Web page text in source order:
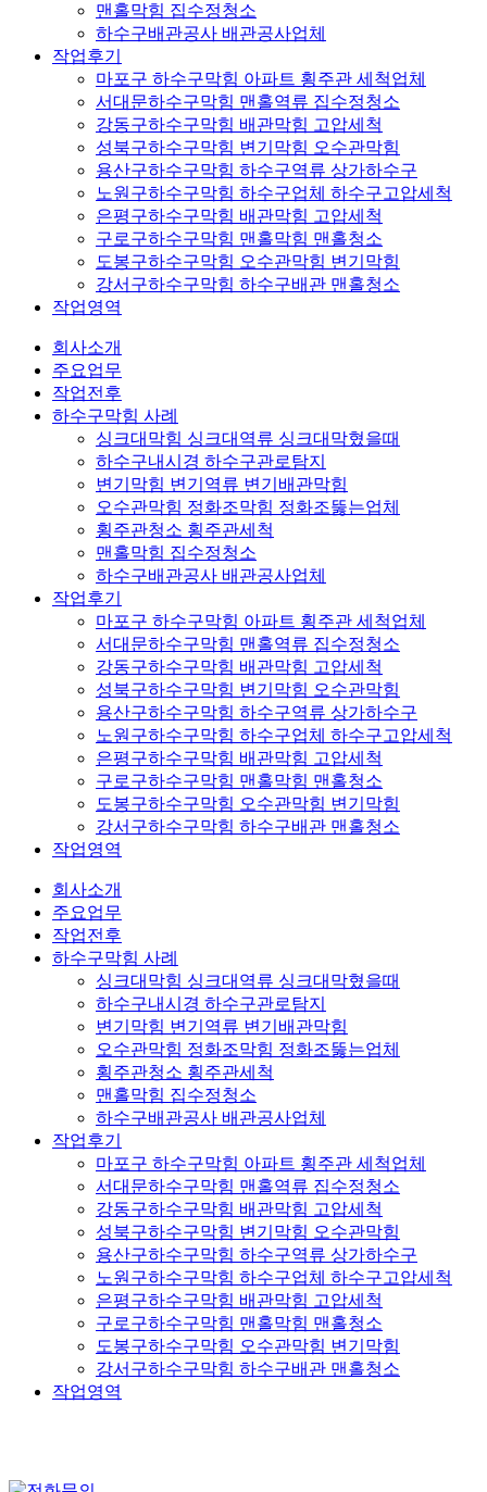
맨홀막힘 집수정청소
하수구배관공사 배관공사업체
작업후기
마포구 하수구막힘 아파트 횡주관 세척업체
서대문하수구막힘 맨홀역류 집수정청소
강동구하수구막힘 배관막힘 고압세척
성북구하수구막힘 변기막힘 오수관막힘
용산구하수구막힘 하수구역류 상가하수구
노원구하수구막힘 하수구업체 하수구고압세척
은평구하수구막힘 배관막힘 고압세척
구로구하수구막힘 맨홀막힘 맨홀청소
도봉구하수구막힘 오수관막힘 변기막힘
강서구하수구막힘 하수구배관 맨홀청소
작업영역
회사소개
주요업무
작업전후
하수구막힘 사례
싱크대막힘 싱크대역류 싱크대막혔을때
하수구내시경 하수구관로탐지
변기막힘 변기역류 변기배관막힘
오수관막힘 정화조막힘 정화조뚫는업체
횡주관청소 횡주관세척
맨홀막힘 집수정청소
하수구배관공사 배관공사업체
작업후기
마포구 하수구막힘 아파트 횡주관 세척업체
서대문하수구막힘 맨홀역류 집수정청소
강동구하수구막힘 배관막힘 고압세척
성북구하수구막힘 변기막힘 오수관막힘
용산구하수구막힘 하수구역류 상가하수구
노원구하수구막힘 하수구업체 하수구고압세척
은평구하수구막힘 배관막힘 고압세척
구로구하수구막힘 맨홀막힘 맨홀청소
도봉구하수구막힘 오수관막힘 변기막힘
강서구하수구막힘 하수구배관 맨홀청소
작업영역
회사소개
주요업무
작업전후
하수구막힘 사례
싱크대막힘 싱크대역류 싱크대막혔을때
하수구내시경 하수구관로탐지
변기막힘 변기역류 변기배관막힘
오수관막힘 정화조막힘 정화조뚫는업체
횡주관청소 횡주관세척
맨홀막힘 집수정청소
하수구배관공사 배관공사업체
작업후기
마포구 하수구막힘 아파트 횡주관 세척업체
서대문하수구막힘 맨홀역류 집수정청소
강동구하수구막힘 배관막힘 고압세척
성북구하수구막힘 변기막힘 오수관막힘
용산구하수구막힘 하수구역류 상가하수구
노원구하수구막힘 하수구업체 하수구고압세척
은평구하수구막힘 배관막힘 고압세척
구로구하수구막힘 맨홀막힘 맨홀청소
도봉구하수구막힘 오수관막힘 변기막힘
강서구하수구막힘 하수구배관 맨홀청소
작업영역